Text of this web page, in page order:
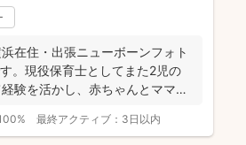
在住・出張ニューボーンフォト
。現役保育士としてまた2児の
験を活かし、赤ちゃんとママの
最終アクティブ： 3日以内